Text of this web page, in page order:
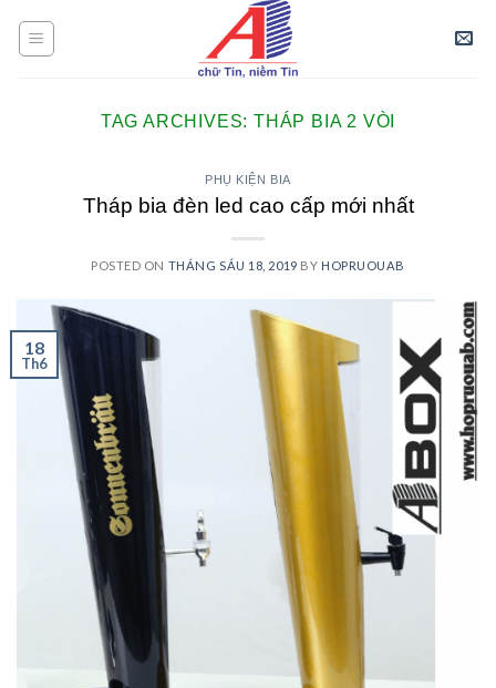
TAG ARCHIVES: THÁP BIA 2 VÒI
PHỤ KIỆN BIA
Tháp bia đèn led cao cấp mới nhất
POSTED ON THÁNG SÁU 18, 2019 BY HOPRUOUAB
18
Th6